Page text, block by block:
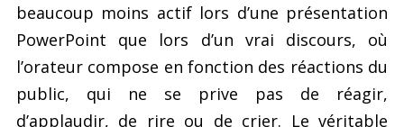
beaucoup moins actif lors d’une présentation
PowerPoint que lors d’un vrai discours, où
l’orateur compose en fonction des réactions du
public, qui ne se prive pas de réagir,
d’applaudir, de rire ou de crier. Le véritable